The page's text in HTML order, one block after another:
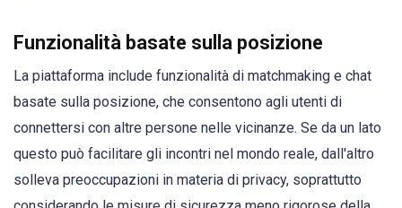
Funzionalità basate sulla posizione
La piattaforma include funzionalità di matchmaking e chat
basate sulla posizione, che consentono agli utenti di
connettersi con altre persone nelle vicinanze. Se da un lato
questo può facilitare gli incontri nel mondo reale, dall'altro
solleva preoccupazioni in materia di privacy, soprattutto